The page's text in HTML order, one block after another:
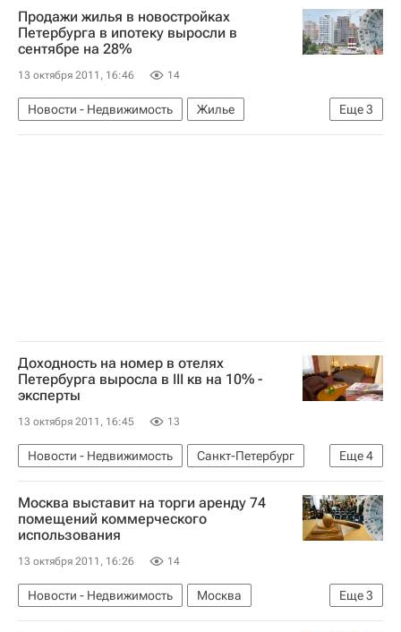
Строительство
Россия
Продажи жилья в новостройках
Петербурга в ипотеку выросли в
сентябре на 28%
13 октября 2011, 16:46 14
Еще3
Новости - Недвижимость
Жилье
Санкт-Петербург
Ипотека Россия
Доходность на номер в отелях
Петербурга выросла в III кв на 10% -
эксперты
13 октября 2011, 16:45 13
Еще4
Новости - Недвижимость
Санкт-Петербург
Цены
Гостиницы
Коммерческая недвижимость
Россия
Москва выставит на торги аренду 74
помещений коммерческого
использования
13 октября 2011, 16:26 14
Еще3
Новости - Недвижимость
Москва
Коммерческая недвижимость
Торги